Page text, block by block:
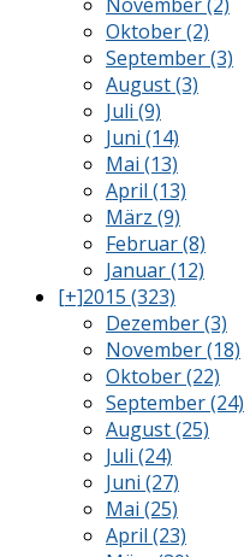
Oktober (2)
September (3)
August (3)
Juli (9)
Juni (14)
Mai (13)
April (13)
März (9)
Februar (8)
Januar (12)
[+]2015 (323)
Dezember (3)
November (18)
Oktober (22)
September (24)
August (25)
Juli (24)
Juni (27)
Mai (25)
April (23)